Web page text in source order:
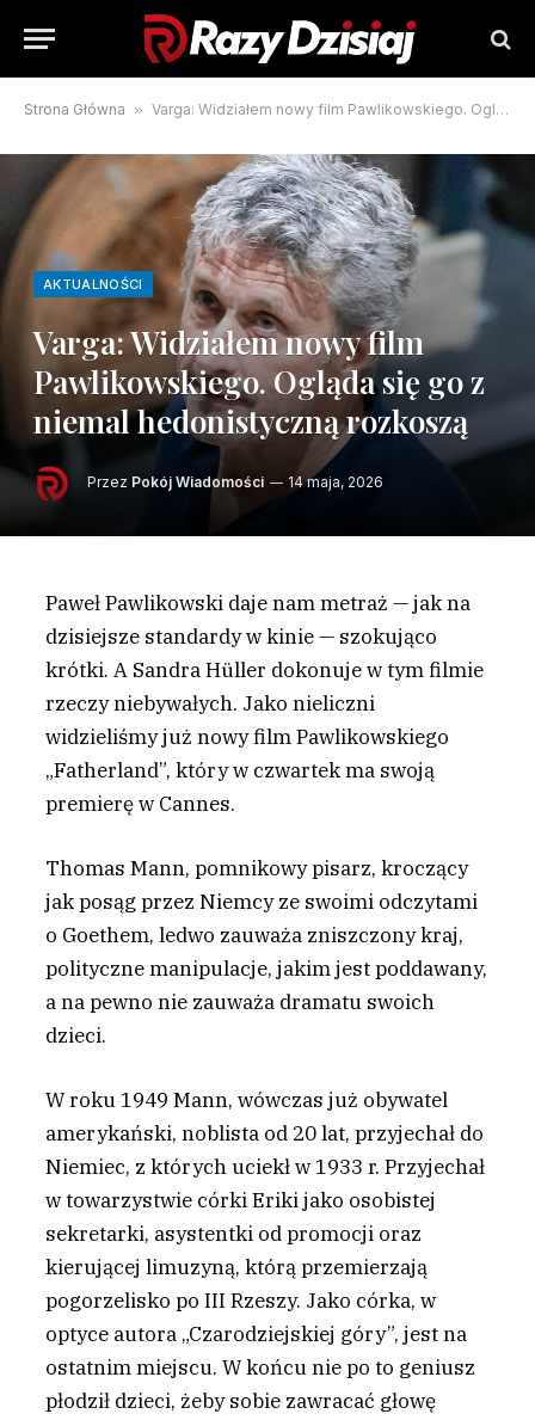
Strona Główna » Varga: Widziałem nowy film Pawlikowskiego. Ogląda się go z niemal hedonistyczną rozkoszą
AKTUALNOŚCI
Varga: Widziałem nowy film
Pawlikowskiego. Ogląda się go z
niemal hedonistyczną rozkoszą
Przez Pokój Wiadomości 14 maja, 2026
Paweł Pawlikowski daje nam metraż — jak na
dzisiejsze standardy w kinie — szokująco
krótki. A Sandra Hüller dokonuje w tym filmie
rzeczy niebywałych. Jako nieliczni
widzieliśmy już nowy film Pawlikowskiego
„Fatherland”, który w czwartek ma swoją
premierę w Cannes.
Thomas Mann, pomnikowy pisarz, kroczący
jak posąg przez Niemcy ze swoimi odczytami
o Goethem, ledwo zauważa zniszczony kraj,
polityczne manipulacje, jakim jest poddawany,
a na pewno nie zauważa dramatu swoich
dzieci.
W roku 1949 Mann, wówczas już obywatel
amerykański, noblista od 20 lat, przyjechał do
Niemiec, z których uciekł w 1933 r. Przyjechał
w towarzystwie córki Eriki jako osobistej
sekretarki, asystentki od promocji oraz
kierującej limuzyną, którą przemierzają
pogorzelisko po III Rzeszy. Jako córka, w
optyce autora „Czarodziejskiej góry”, jest na
ostatnim miejscu. W końcu nie po to geniusz
płodził dzieci, żeby sobie zawracać głowę